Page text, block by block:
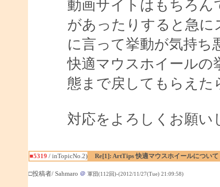
動画サイトはもちろん
があったりすると急に
に言って挙動が気持ち
快適マウスホイールの
態まで戻してもらえた
対応をよろしくお願い
■5319 / inTopicNo.2) Re[1]: ArtTips 快適マウスホイールについて
□投稿者/ Sahmaro ＠ 軍団(112回)-(2012/11/27(Tue) 21:09:58)